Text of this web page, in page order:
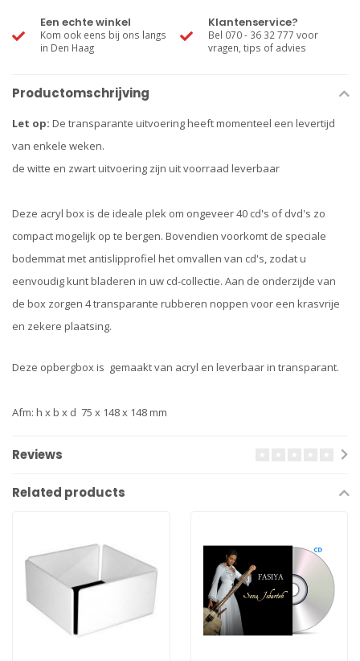
Een echte winkel
Kom ook eens bij ons langs
in Den Haag
Klantenservice?
Bel 070 - 36 32 777 voor
vragen, tips of advies
Productomschrijving
Let op: De transparante uitvoering heeft momenteel een levertijd
van enkele weken.
de witte en zwart uitvoering zijn uit voorraad leverbaar
Deze acryl box is de ideale plek om ongeveer 40 cd's of dvd's zo
compact mogelijk op te bergen. Bovendien voorkomt de speciale
bodemmat met antislipprofiel het omvallen van cd's, zodat u
eenvoudig kunt bladeren in uw cd-collectie. Aan de onderzijde van
de box zorgen 4 transparante rubberen noppen voor een krasvrije
en zekere plaatsing.
Deze opbergbox is gemaakt van acryl en leverbaar in transparant.
Afm: h x b x d 75 x 148 x 148 mm
Reviews
Related products